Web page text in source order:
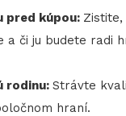
pred kúpou:
a či ju budete radi
rodinu: Strávte
hraní.